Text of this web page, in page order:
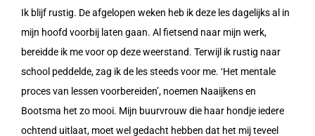
Ik blijf rustig. De afgelopen weken heb ik deze les dagelijks al in
mijn hoofd voorbij laten gaan. Al fietsend naar mijn werk,
bereidde ik me voor op deze weerstand. Terwijl ik rustig naar
school peddelde, zag ik de les steeds voor me. ‘Het mentale
proces van lessen voorbereiden’, noemen Naaijkens en
Bootsma het zo mooi. Mijn buurvrouw die haar hondje iedere
ochtend uitlaat, moet wel gedacht hebben dat het mij teveel